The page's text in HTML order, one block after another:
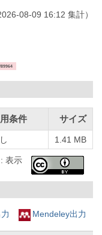
08-09 16:12 集計）
89964
条件 サイズ
1.41 MB
表示
Mendeley出力